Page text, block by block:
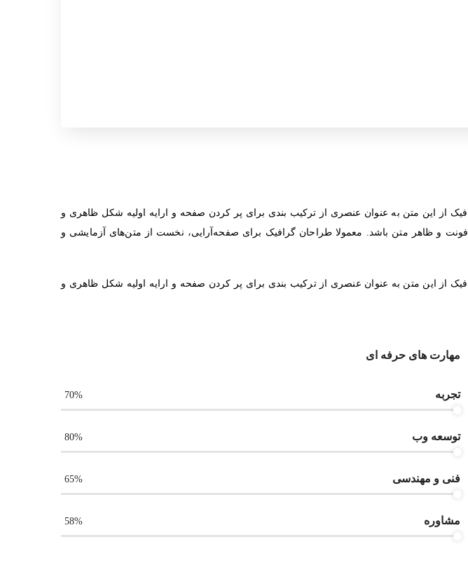
این متن به عنوان عنصری از ترکیب بندی برای پر کردن صفحه و ارایه اولیه شکل ظاهری و
و ظاهر متن باشد. معمولا طراحان گرافیک برای صفحه‌آرایی، نخست از متن‌های آزمایشی و
این متن به عنوان عنصری از ترکیب بندی برای پر کردن صفحه و ارایه اولیه شکل ظاهری و
مهارت های حرفه ای
تجربه 70%
توسعه وب 80%
فنی و مهندسی 65%
مشاوره 58%